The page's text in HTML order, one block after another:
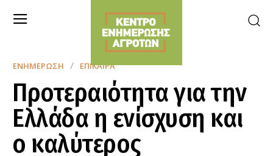
ΕΝΗΜΈΡΩΣΗ ΕΠΊΚΑΙΡΑ
Προτεραιότητα για την
Ελλάδα η ενίσχυση και
ο καλύτερος